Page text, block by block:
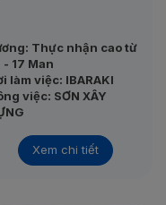
Thực nhận cao từ
- 17 Man
làm việc: IBARAKI
việc: SƠN XÂY
tuyển: 25/11/2020
Xem chi tiết